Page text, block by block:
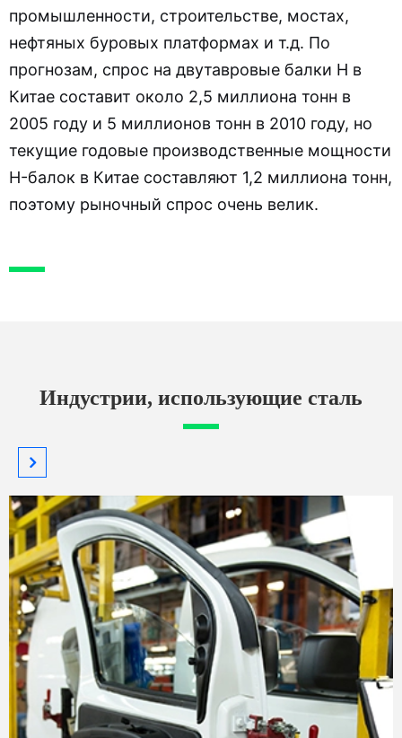
промышленности, строительстве, мостах,
нефтяных буровых платформах и т.д. По
прогнозам, спрос на двутавровые балки H в
Китае составит около 2,5 миллиона тонн в
2005 году и 5 миллионов тонн в 2010 году, но
текущие годовые производственные мощности
H-балок в Китае составляют 1,2 миллиона тонн,
поэтому рыночный спрос очень велик.
Индустрии, использующие сталь